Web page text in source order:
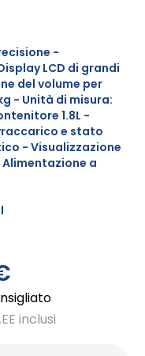
inclusi
-
LCD di grandi
del volume per
- Unità di misura:
1.8L -
e stato
- Visualizzazione
a